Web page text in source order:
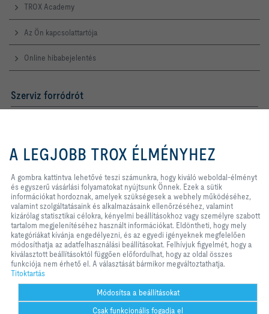
TROX Academy
Az Ön kapcsolattartója
Online hibabejelentés
Szerviz forródrót
Telefon +36 1 212 1211
A TROX A KÖZÖSSÉGI MÉDIÁBAN
Kezdőlap Kapcsolat Impresszum
Szállítási és fizetési feltételek
Titoktartás
2026 © TROX AUSTRIA + CEE GmbH
számunkra, hogy kiváló weboldal-
élményt és egyszerű vásárlási
Ezek a sütik információkat
hordoznak, amelyek szükségesek a
webhely működéséhez, valamint
szolgáltatásaink és alkalmazásaink
ellenőrzéséhez, valamint kizárólag
statisztikai célokra, kényelmi
beállításokhoz vagy személyre
szabott tartalom megjelenítéséhez
használt információkat. Eldöntheti,
hogy mely kategóriákat kívánja
igényeknek megfelelően
módosíthatja az adatfelhasználási
beállításokat. Felhívjuk figyelmét,
hogy a kiválasztott beállításoktól
A LEGJOBB TROX ÉLMÉNYHEZ
A gombra kattintva lehetővé teszi számunkra, hogy kiváló weboldal-élményt
és egyszerű vásárlási folyamatokat nyújtsunk Önnek. Ezek a sütik
információkat hordoznak, amelyek szükségesek a webhely működéséhez,
valamint szolgáltatásaink és alkalmazásaink ellenőrzéséhez, valamint
kizárólag statisztikai célokra, kényelmi beállításokhoz vagy személyre szabott
tartalom megjelenítéséhez használt információkat. Eldöntheti, hogy mely
kategóriákat kívánja engedélyezni, és az egyedi igényeknek megfelelően
módosíthatja az adatfelhasználási beállításokat. Felhívjuk figyelmét, hogy a
kiválasztott beállításoktól függően előfordulhat, hogy az oldal összes
funkciója nem érhető el. A választását bármikor megváltoztathatja.
Titoktartás
Módosítsa a beállításokat
Csak funkcionális fogadja el